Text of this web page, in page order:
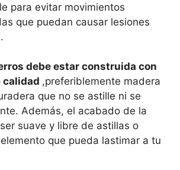
para evitar movimientos
que puedan causar lesiones
debe estar construida con
calidad ,preferiblemente madera
que no se astille ni se
Además, el acabado de la
suave y libre de astillas o
que pueda lastimar a tu